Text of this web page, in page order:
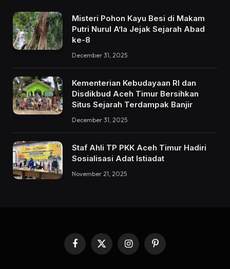
Misteri Pohon Kayu Besi di Makam
Putri Nurul A’la Jejak Sejarah Abad
ke-8
December 31, 2025
Kementerian Kebudayaan RI dan
Disdikbud Aceh Timur Bersihkan
Situs Sejarah Terdampak Banjir
December 31, 2025
Staf Ahli TP PKK Aceh Timur Hadiri
Sosialisasi Adat Istiadat
November 21, 2025
Facebook
X
InstagramPinterest